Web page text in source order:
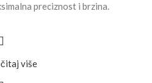
preciznost i brzina.
više